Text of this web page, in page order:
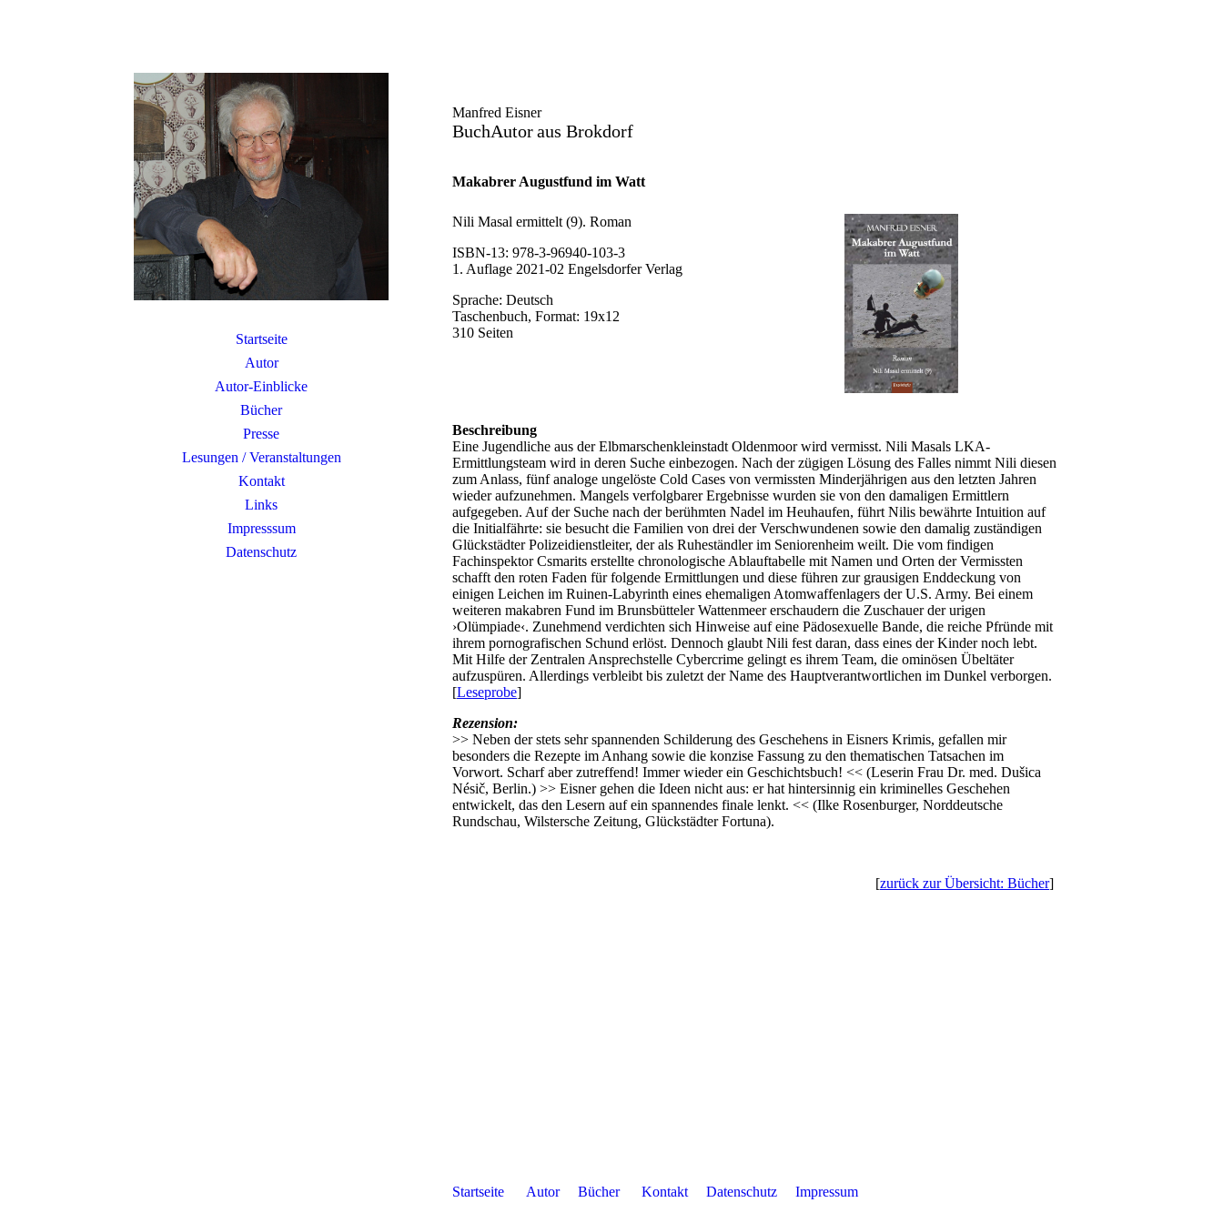
Startseite
Autor
Autor-Einblicke
Bücher
Presse
Lesungen / Veranstaltungen
Kontakt
Links
Impresssum
Datenschutz
Manfred Eisner
BuchAutoraus Brokdorf
Makabrer Augustfund im Watt
Nili Masal ermittelt (9). Roman
ISBN-13: 978-3-96940-103-3
1. Auflage 2021-02 Engelsdorfer Verlag
Sprache: Deutsch
Taschenbuch, Format: 19x12
310 Seiten
Beschreibung
Eine Jugendliche aus der Elbmarschenkleinstadt Oldenmoor wird vermisst. Nili Masals LKA-
Ermittlungsteam wird in deren Suche einbezogen. Nach der zügigen Lösung des Falles nimmt Nili diesen
zum Anlass, fünf analoge ungelöste Cold Cases von vermissten Minderjährigen aus den letzten Jahren
wieder aufzunehmen. Mangels verfolgbarer Ergebnisse wurden sie von den damaligen Ermittlern
aufgegeben. Auf der Suche nach der berühmten Nadel im Heuhaufen, führt Nilis bewährte Intuition auf
die Initialfährte: sie besucht die Familien von drei der Verschwundenen sowie den damalig zuständigen
Glückstädter Polizeidienstleiter, der als Ruheständler im Seniorenheim weilt. Die vom findigen
Fachinspektor Csmarits erstellte chronologische Ablauftabelle mit Namen und Orten der Vermissten
schafft den roten Faden für folgende Ermittlungen und diese führen zur grausigen Enddeckung von
einigen Leichen im Ruinen-Labyrinth eines ehemaligen Atomwaffenlagers der U.S. Army. Bei einem
weiteren makabren Fund im Brunsbütteler Wattenmeer erschaudern die Zuschauer der urigen
›Olümpiade‹. Zunehmend verdichten sich Hinweise auf eine Pädosexuelle Bande, die reiche Pfründe mit
ihrem pornografischen Schund erlöst. Dennoch glaubt Nili fest daran, dass eines der Kinder noch lebt.
Mit Hilfe der Zentralen Ansprechstelle Cybercrime gelingt es ihrem Team, die ominösen Übeltäter
aufzuspüren. Allerdings verbleibt bis zuletzt der Name des Hauptverantwortlichen im Dunkel verborgen.
[Leseprobe]
Rezension:
>> Neben der stets sehr spannenden Schilderung des Geschehens in Eisners Krimis, gefallen mir
besonders die Rezepte im Anhang sowie die konzise Fassung zu den thematischen Tatsachen im
Vorwort. Scharf aber zutreffend! Immer wieder ein Geschichtsbuch! << (Leserin Frau Dr. med. Dušica
Nésič, Berlin.) >> Eisner gehen die Ideen nicht aus: er hat hintersinnig ein kriminelles Geschehen
entwickelt, das den Lesern auf ein spannendes finale lenkt. << (Ilke Rosenburger, Norddeutsche
Rundschau, Wilstersche Zeitung, Glückstädter Fortuna).
[zurück zur Übersicht: Bücher]
Startseite Autor Bücher Kontakt Datenschutz Impressum